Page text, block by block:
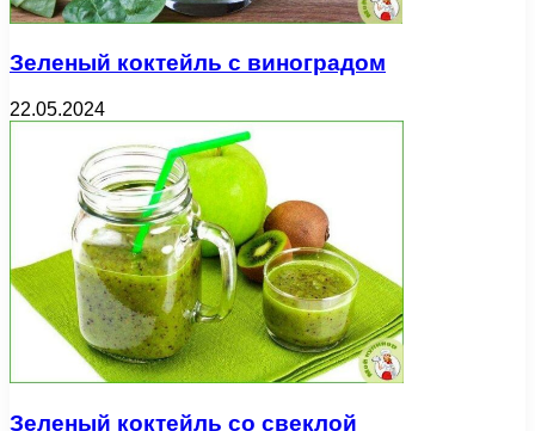
Зеленый коктейль с виноградом
22.05.2024
Зеленый коктейль со свеклой